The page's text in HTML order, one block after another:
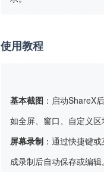
使用教程
基本截图 ：启动ShareX
如全屏、窗口、自定义
屏幕录制 ：通过快捷键
成录制后自动保存或编辑。